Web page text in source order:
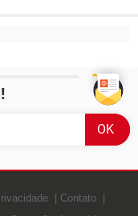
Contato